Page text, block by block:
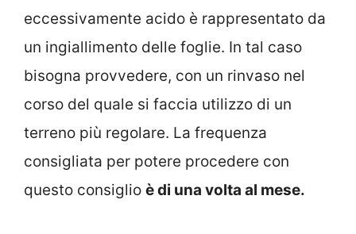
eccessivamente acido è rappresentato da
un ingiallimento delle foglie. In tal caso
bisogna provvedere, con un rinvaso nel
corso del quale si faccia utilizzo di un
terreno più regolare. La frequenza
consigliata per potere procedere con
questo consiglio è di una volta al mese.